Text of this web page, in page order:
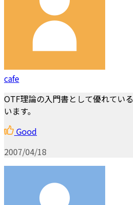
cafe
OTF理論の入門書として優れてい
います。
Good
2007/04/18